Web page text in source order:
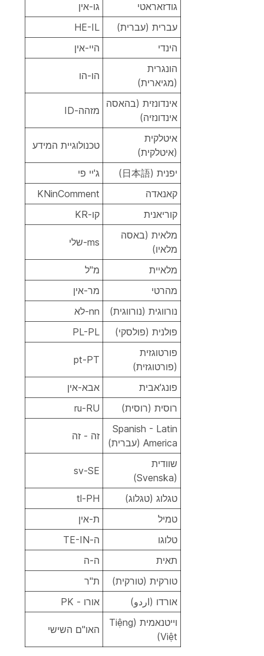
גודזאראטי
גו-אין
עברית (עברית)
HE-IL
הינדי
היי-אין
הונגרית
(מגיארית)
הו-הו
אינדונזית (בהאסה
אינדונזיה)
מזהה-ID
איטלקית
(איטלקית)
טכנולוגיית המידע
יפנית (日本語)
ג'יי פי
קאנאדה
KNinComment
קוריאנית
קו-KR
מלאית (באסה
מלאיו)
ms-שלי
מלאיית
מ"ל
מהרטי
מר-אין
נורווגית (נורווגית)
nn-לא
פולנית (פולסקי)
PL-PL
פורטוגזית
(פורטוגזית)
pt-PT
פונג'אבית
אבא-אין
רוסית (רוסית)
ru-RU
Spanish - Latin
America (עברית)
זה - זה
שוודית
(Svenska)
sv-SE
טגלוג (טגלוג)
tl-PH
טמיל
ת-אין
טלוגו
ה-TE-IN
תאית
ה-ה
טורקית (טורקית)
ת"ר
אורדו (اردو)
אורו - PK
וייטנאמית (Tiệng
Việt)
האו"ם השישי